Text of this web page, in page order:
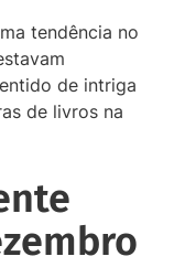
tendência no
de intriga
de livros na